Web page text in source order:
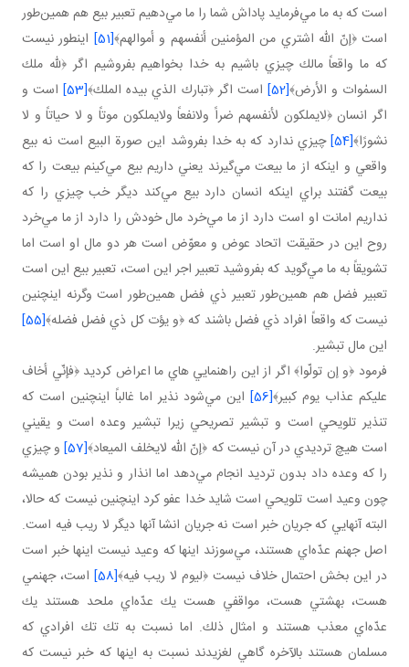
است كه به ما مي‌فرمايد پاداش شما را ما مي‌دهيم تعبير بيع هم همين‌طور
است ﴿إنّ الله اشتري من المؤمنين أنفسهم و أموالهم﴾[51]
اينطور نيست
كه ما واقعاً مالك چيزي باشيم به خدا بخواهيم بفروشيم اگر ﴿لله ملك
السمٰوات و الأرض﴾[52] است اگر ﴿تبارك الذي بيده الملك﴾[53]
است و
اگر انسان ﴿لايملكون لأنفسهم ضراً ولانفعاً ولايملكون موتاً و لا حياتاً و لا
نشورًا﴾[54]
چيزي ندارد كه به خدا بفروشد اين صورة البيع است نه بيع
واقعي و اينكه از ما بيعت مي‌گيرند يعني داريم بيع مي‌كينم بيعت را كه
بيعت گفتند براي اينكه انسان دارد بيع مي‌كند ديگر خب چيزي را كه
نداريم امانت او است دارد از ما مي‌خرد مال خودش را دارد از ما مي‌خرد
روح اين در حقيقت اتحاد عوض و معوّض است هر دو مال او است اما
تشويقاً به ما مي‌گويد كه بفروشيد تعبير اجر اين است، تعبير بيع اين است
تعبير فضل هم همين‌طور تعبير ذي فضل همين‌طور است وگرنه اينچنين
نيست كه واقعاً افراد ذي فضل باشند كه ﴿و يؤت كل ذي فضل فضله﴾[55]
اين مال تبشير.
فرمود ﴿و إن تولّوا﴾ اگر از اين راهنمايي هاي ما اعراض كرديد ﴿فإنّي أخاف
عليكم عذاب يوم كبير﴾[56]
اين مي‌شود نذير اما غالباً اينچنين است كه
تنذير تلويحي است و تبشير تصريحي زيرا تبشير وعده است و يقيني
است هيچ ترديدي در آن نيست كه ﴿إنّ الله لايخلف الميعاد﴾[57]
و چيزي
را كه وعده داد بدون ترديد انجام مي‌دهد اما انذار و نذير بودن هميشه
چون وعيد است تلويحي است شايد خدا عفو كرد اينچنين نيست كه حالا،
البته آنهايي كه جريان خبر است نه جريان انشا آنها ديگر لا ريب فيه است.
اصل جهنم عدّه‌اي هستند، مي‌سوزند اينها كه وعيد نيست اينها خبر است
در اين بخش احتمال خلاف نيست ﴿ليوم لا ريب فيه﴾[58]
است، جهنمي
هست، بهشتي هست، مواقفي هست يك عدّه‌اي ملحد هستند يك
عدّه‌اي معذب هستند و امثال ذلك. اما نسبت به تك تك افرادي كه
مسلمان هستند بالآخره گاهي لغزيدند نسبت به اينها كه خبر نيست كه